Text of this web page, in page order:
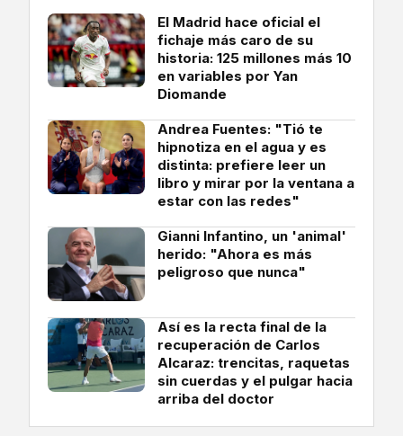
El Madrid hace oficial el
fichaje más caro de su
historia: 125 millones más 10
en variables por Yan
Diomande
Andrea Fuentes: "Tió te
hipnotiza en el agua y es
distinta: prefiere leer un
libro y mirar por la ventana a
estar con las redes"
Gianni Infantino, un 'animal'
herido: "Ahora es más
peligroso que nunca"
Así es la recta final de la
recuperación de Carlos
Alcaraz: trencitas, raquetas
sin cuerdas y el pulgar hacia
arriba del doctor